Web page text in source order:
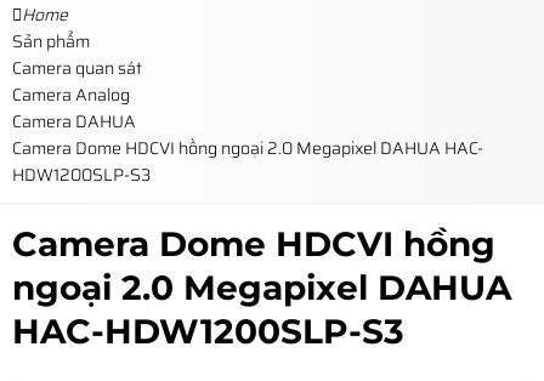
Home
Sản phẩm
Camera quan sát
Camera Analog
Camera DAHUA
Camera Dome HDCVI hồng ngoại 2.0 Megapixel DAHUA HAC-
HDW1200SLP-S3
Camera Dome HDCVI hồng
ngoại 2.0 Megapixel DAHUA
HAC-HDW1200SLP-S3